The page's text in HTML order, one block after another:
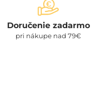
Doručenie zadarmo
pri nákupe nad 79€